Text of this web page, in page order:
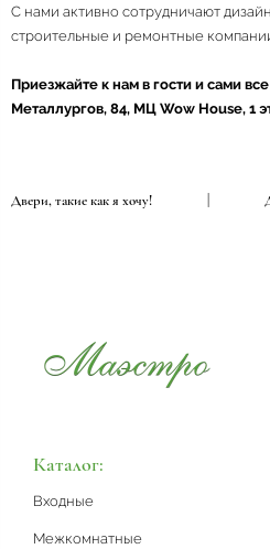
С нами активно сотрудничают
строительные и ремонтные
Приезжайте к нам в гости и сами
Металлургов, 84, МЦ Wow House, 1
Двери, такие как я хочу!
Каталог:
Входные
Межкомнатные